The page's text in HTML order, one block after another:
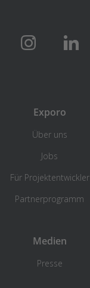
Exporo
Über uns
Jobs
Für Projektentwickler
Partnerprogramm
Medien
Presse